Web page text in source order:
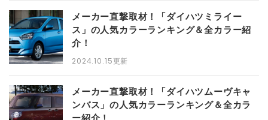
メーカー直撃取材！「ダイハツミライー
ス」の人気カラーランキング＆全カラー紹
介！
2024.10.15更新
メーカー直撃取材！「ダイハツムーヴキャ
ンバス」の人気カラーランキング＆全カラ
ー紹介！